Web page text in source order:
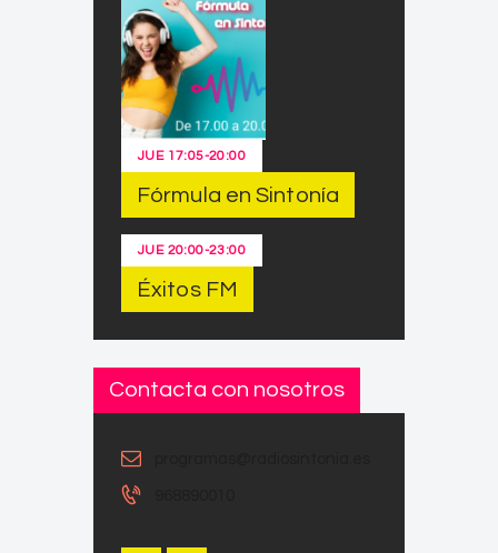
JUE 17:05-20:00
Fórmula en Sintonía
JUE 20:00-23:00
Éxitos FM
Contacta con nosotros